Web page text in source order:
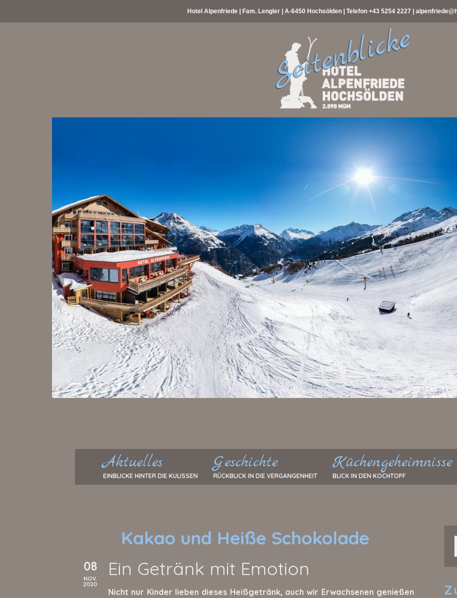
Hotel Alpenfriede | Fam. Lengler | A-6450 Hochsölden | Telefon +43 5254 2227
Aktuelles
EINBLICKE HINTER DIE KULISSEN
Geschichte
RÜCKBLICK IN DIE VERGANGENHEIT
Küchengeheimnisse
BLICK IN DEN KOCHTOPF
Kakao und Heiße Schokolade
08
NOV.
2020
Ein Getränk mit Emotion
Nicht nur Kinder lieben dieses Heißgetränk, auch wir Erwachsenen genießen